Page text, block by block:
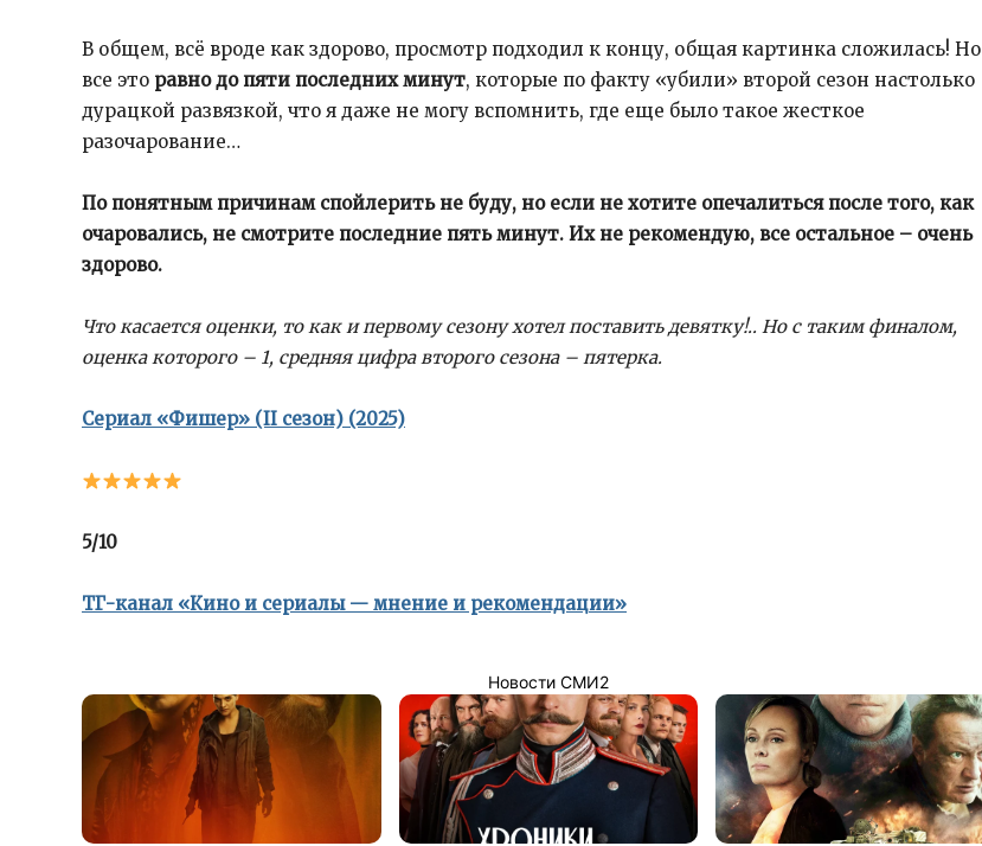
В общем, всё вроде как здорово, просмотр подходил к концу, общая картинка сложилась! Но
все это равно до пяти последних минут, которые по факту «убили» второй сезон настолько
дурацкой развязкой, что я даже не могу вспомнить, где еще было такое жесткое
разочарование…
По понятным причинам спойлерить не буду, но если не хотите опечалиться после того, как
очаровались, не смотрите последние пять минут. Их не рекомендую, все остальное – очень
здорово.
Что касается оценки, то как и первому сезону хотел поставить девятку!.. Но с таким финалом,
оценка которого – 1, средняя цифра второго сезона – пятерка.
Сериал «Фишер» (II сезон) (2025)
5/10
ТГ-канал «Кино и сериалы — мнение и рекомендации»
Новости СМИ2